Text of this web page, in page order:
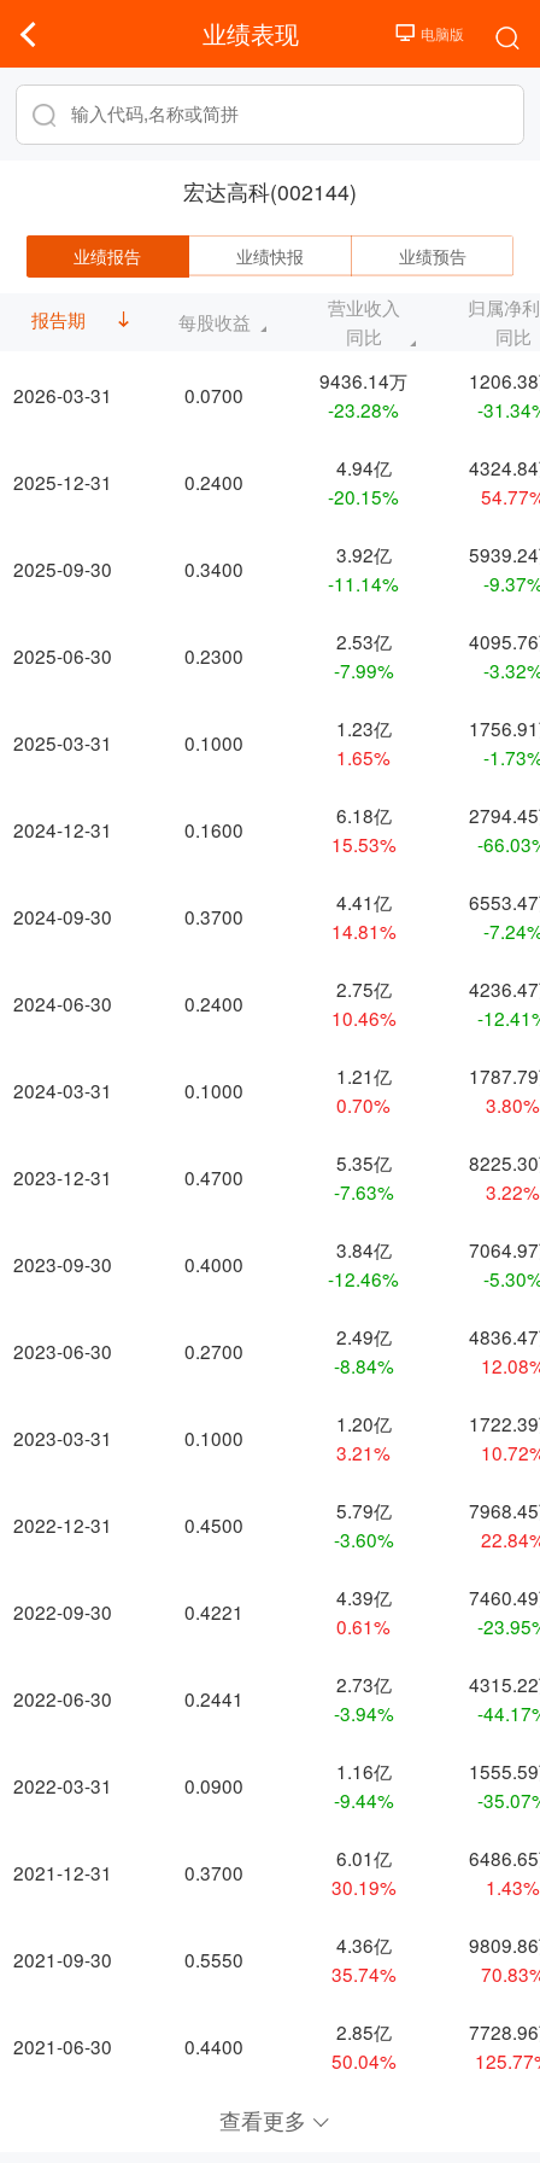
业绩表现
宏达高科(002144)
业绩报告 业绩快报 业绩预告
报告期
2026-03-31
2025-12-31
2025-09-30
2025-06-30
2025-03-31
2024-12-31
2024-09-30
2024-06-30
2024-03-31
2023-12-31
2023-09-30
2023-06-30
2023-03-31
2022-12-31
2022-09-30
2022-06-30
2022-03-31
2021-12-31
2021-09-30
2021-06-30
每股收益
营业收入
同比
归属净
同比
0.0700
9436.14万
-23.28%
-
0.2400
4.94亿
-20.15%
0.3400
3.92亿
-11.14%
-
0.2300
2.53亿
-7.99%
-
0.1000
1.23亿
1.65%
-
0.1600
6.18亿
15.53%
-
0.3700
4.41亿
14.81%
-
0.2400
2.75亿
10.46%
-
0.1000
1.21亿
0.70%
3.80%
0.4700
5.35亿
-7.63%
3.22%
0.4000
3.84亿
-12.46%
-
0.2700
2.49亿
-8.84%
0.1000
1.20亿
3.21%
0.4500
5.79亿
-3.60%
0.4221
4.39亿
0.61%
-
0.2441
2.73亿
-3.94%
-
0.0900
1.16亿
-9.44%
-
0.3700
6.01亿
30.19%
1.43%
0.5550
4.36亿
35.74%
0.4400
2.85亿
50.04%
查看更多